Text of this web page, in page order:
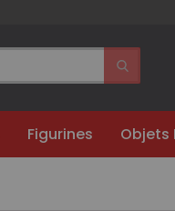
Figurines Objets